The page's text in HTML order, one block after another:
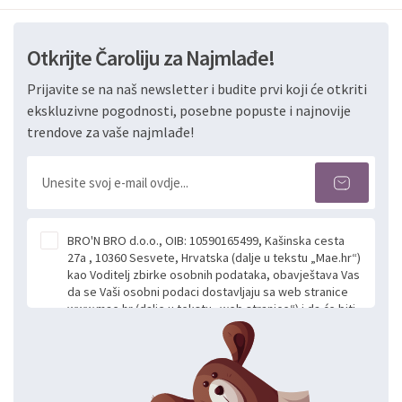
Otkrijte Čaroliju za Najmlađe!
Prijavite se na naš newsletter i budite prvi koji će otkriti
ekskluzivne pogodnosti, posebne popuste i najnovije
trendove za vaše najmlađe!
BRO'N BRO d.o.o., OIB: 10590165499, Kašinska cesta
27a , 10360 Sesvete, Hrvatska (dalje u tekstu „Mae.hr“)
kao Voditelj zbirke osobnih podataka, obavještava Vas
da se Vaši osobni podaci dostavljaju sa web stranice
www.mae.hr (dalje u tekstu „web stranice“) i da će biti
obrađeni. Prihvaćanjem ove Izjave smatra se da
slobodno i izričito dajete privolu za prikupljanje i daljnju
obradu Vaših osobnih podataka koje ustupate Mae.hr
putem ovih web stranica u svrhu odgovora i daljnje
komunikacije na Vaš upit poslan kroz kontakt obrazac.